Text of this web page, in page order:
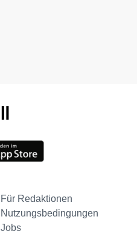
Für Redaktionen
Nutzungsbedingungen
Jobs